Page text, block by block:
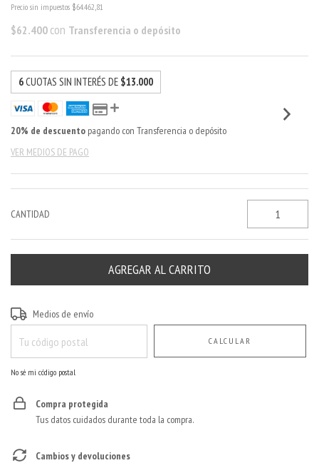
Precio sin impuestos $64.462,81
$62.400 con Transferencia o depósito
6CUOTAS SIN INTERÉS DE $13.000
20% de descuento pagando con Transferencia o depósito
VER MEDIOS DE PAGO
CANTIDAD
Entregas para el CP:
Medios de envío
CALCULAR
No sé mi código postal
Compra protegida
Tus datos cuidados durante toda la compra.
Cambios y devoluciones